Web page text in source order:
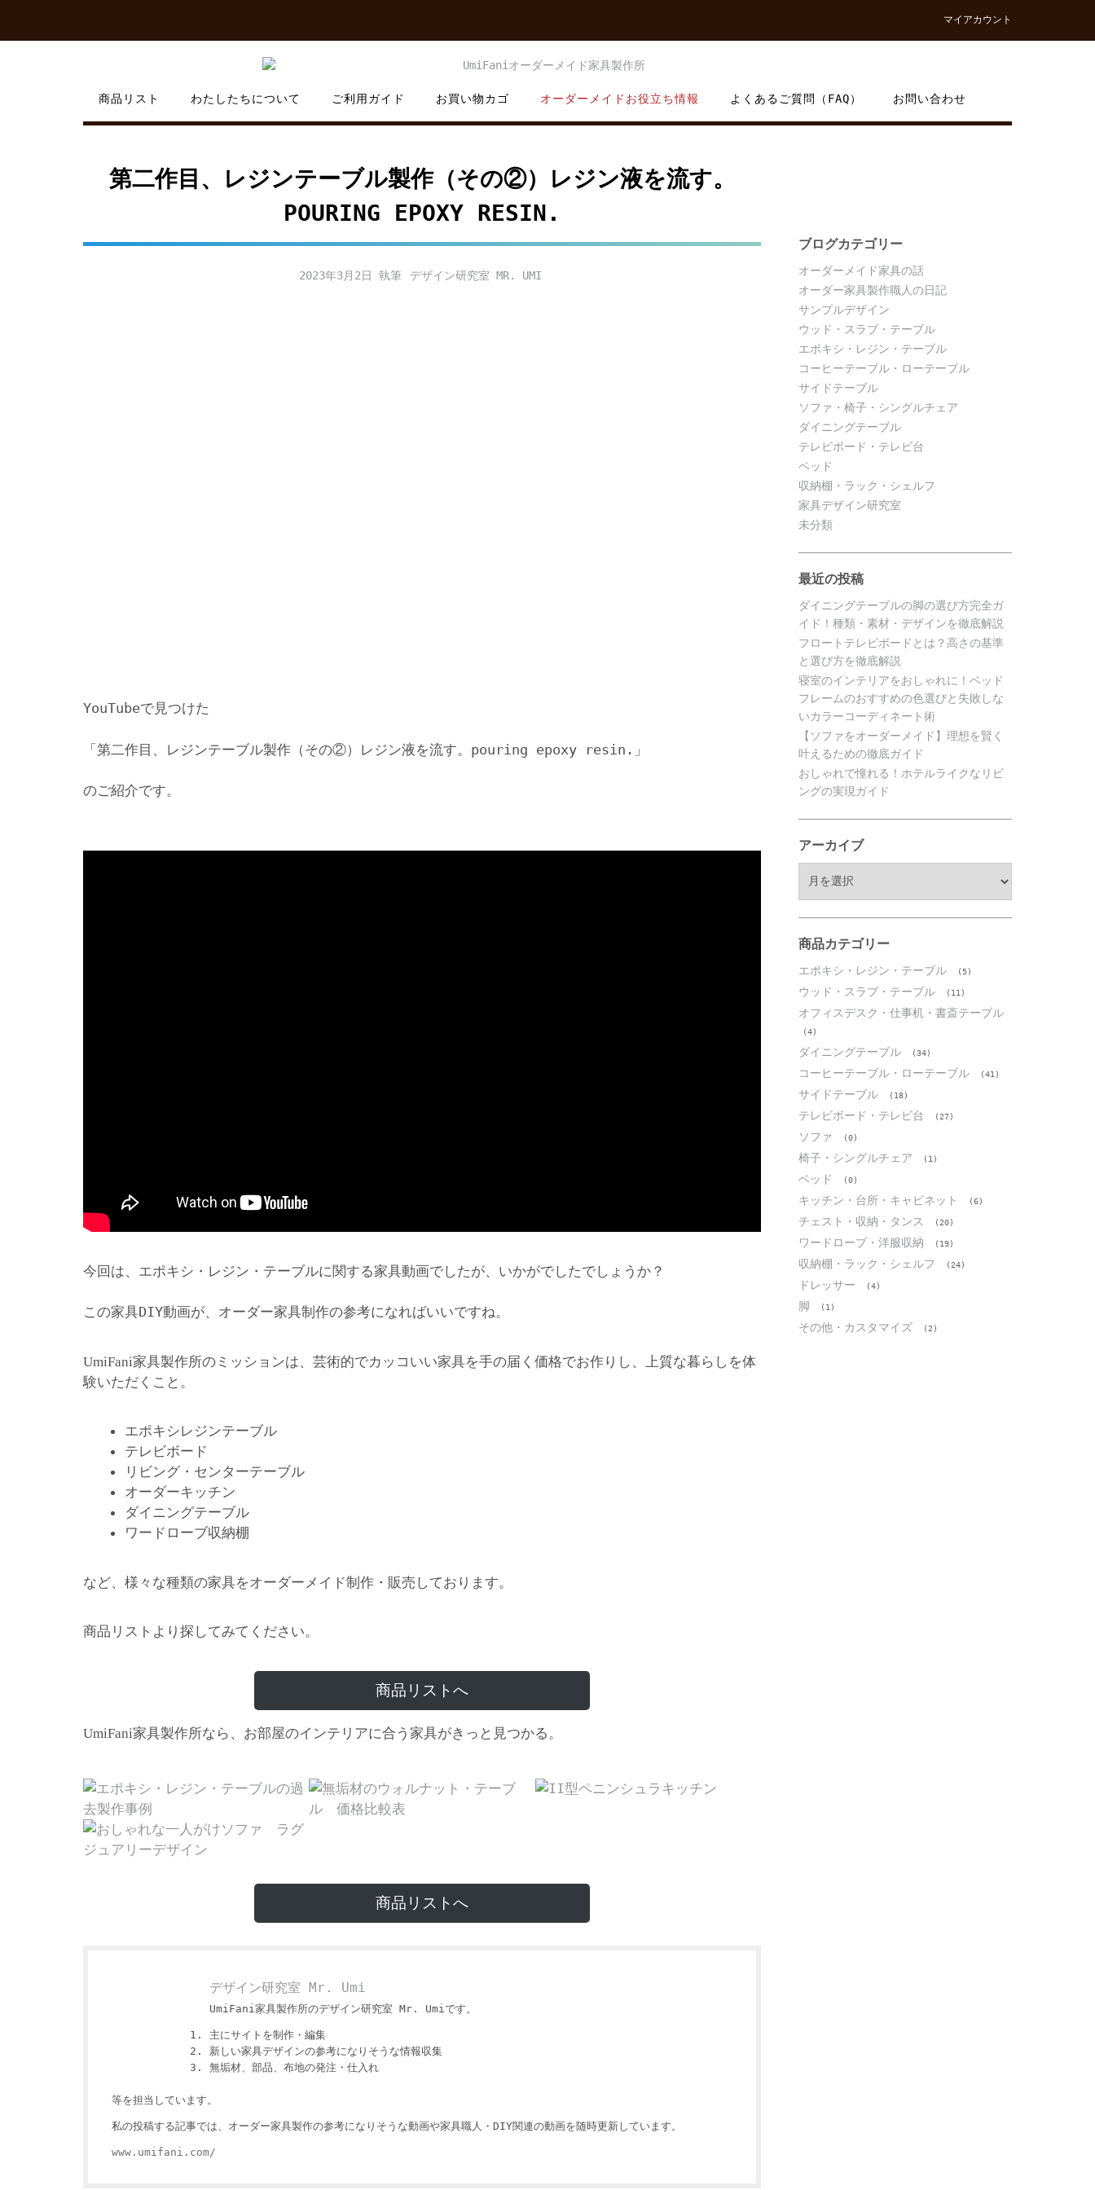
content
マイアカウント
商品リスト わたしたちについて ご利用ガイド お買い物カゴ オーダーメイドお役立ち情報 よくあるご質問（FAQ） お問い合わせ
第二作目、レジンテーブル製作（その②）レジン液を流す。
POURING EPOXY RESIN.
2023年3月2日 デザイン研究室 MR. UMI
YouTubeで見つけた
「第二作目、レジンテーブル製作（その②）レジン液を流す。pouring epoxy resin.」
のご紹介です。
今回は、エポキシ・レジン・テーブルに関する家具動画でしたが、いかがでしたでしょうか？
この家具DIY動画が、オーダー家具制作の参考になればいいですね。
UmiFani家具製作所のミッションは、芸術的でカッコいい家具を手の届く価格でお作りし、上質な暮らしを体
験いただくこと。
エポキシレジンテーブル
テレビボード
リビング・センターテーブル
オーダーキッチン
ダイニングテーブル
ワードローブ収納棚
など、様々な種類の家具をオーダーメイド制作・販売しております。
商品リストより探してみてください。
商品リストへ
UmiFani家具製作所なら、お部屋のインテリアに合う家具がきっと見つかる。
商品リストへ
デザイン研究室 Mr. Umi
UmiFani家具製作所のデザイン研究室 Mr. Umiです。
主にサイトを制作・編集
新しい家具デザインの参考になりそうな情報収集
無垢材、部品、布地の発注・仕入れ
等を担当しています。
私の投稿する記事では、オーダー家具製作の参考になりそうな動画や家具職人・DIY関連の動画を随時更新しています。
www.umifani.com/
ブログカテゴリー
オーダーメイド家具の話
オーダー家具製作職人の日記
サンプルデザイン
ウッド・スラブ・テーブル
エポキシ・レジン・テーブル
コーヒーテーブル・ローテーブル
サイドテーブル
ソファ・椅子・シングルチェア
ダイニングテーブル
テレビボード・テレビ台
ベッド
収納棚・ラック・シェルフ
家具デザイン研究室
未分類
最近の投稿
ダイニングテーブルの脚の選び方完全ガ
イド！種類・素材・デザインを徹底解説
フロートテレビボードとは？高さの基準
と選び方を徹底解説
寝室のインテリアをおしゃれに！ベッド
フレームのおすすめの色選びと失敗しな
いカラーコーディネート術
【ソファをオーダーメイド】理想を賢く
叶えるための徹底ガイド
おしゃれで憧れる！ホテルライクなリビ
ングの実現ガイド
アーカイブ
ブ
商品カテゴリー
エポキシ・レジン・テーブル (5)
ウッド・スラブ・テーブル (11)
オフィスデスク・仕事机・書斎テーブル
(4)
ダイニングテーブル (34)
コーヒーテーブル・ローテーブル (41)
サイドテーブル (18)
テレビボード・テレビ台 (27)
ソファ (0)
椅子・シングルチェア (1)
ベッド (0)
キッチン・台所・キャビネット (6)
チェスト・収納・タンス (20)
ワードローブ・洋服収納 (19)
収納棚・ラック・シェルフ (24)
ドレッサー (4)
脚 (1)
その他・カスタマイズ (2)